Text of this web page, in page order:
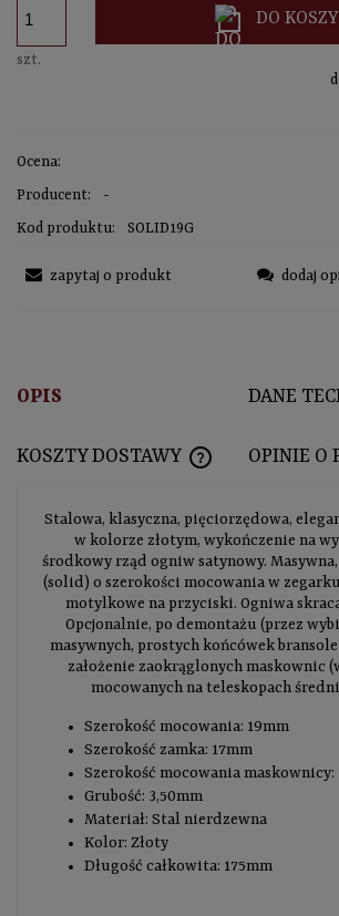
szt.
DO
Ocena:
Producent:
-
Kod produktu:
SOLID19G
zapytaj o produkt dodaj
OPIS DANE
KOSZTY DOSTAWY OPINIE O
Stalowa, klasyczna, pięciorzędowa,
w kolorze złotym, wykończenie na
środkowy rząd ogniw satynowy.
(solid) o szerokości mocowania w
motylkowe na przyciski. Ogniwa
Opcjonalnie, po demontażu (przez
masywnych, prostych końcówek
założenie zaokrąglonych maskownic
mocowanych na teleskopach
Szerokość mocowania: 19mm
Szerokość zamka: 17mm
Szerokość mocowania maskownicy:
Grubość: 3,50mm
Materiał: Stal nierdzewna
Kolor: Złoty
Długość całkowita: 175mm